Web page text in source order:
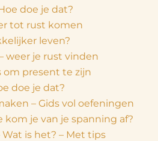
doe je dat?
tot rust komen
leven?
weer je rust vinden
om present te zijn
doe je dat?
– Gids vol oefeningen
kom je van je spanning af?
is het? – Met tips